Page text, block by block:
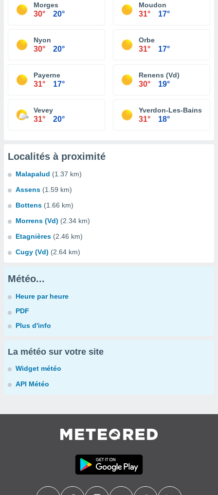
Morges
30° 20°
Moudon
31° 17°
Nyon
30° 20°
Orbe
31° 17°
Payerne
31° 17°
Renens (Vd)
30° 19°
Vevey
31° 20°
Yverdon-Les-Bains
31° 18°
Localités à proximité
Malapalud (1.37 km)
Assens (1.59 km)
Bottens (1.66 km)
Morrens (Vd) (2.34 km)
Etagnières (2.46 km)
Cugy (Vd) (2.64 km)
Météo...
Heure par heure
PDF
Plus d'info
La météo sur votre site
Widget météo
API Météo